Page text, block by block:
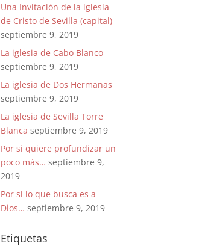
Una Invitación de la iglesia
de Cristo de Sevilla (capital)
septiembre 9, 2019
La iglesia de Cabo Blanco
septiembre 9, 2019
La iglesia de Dos Hermanas
septiembre 9, 2019
La iglesia de Sevilla Torre
Blanca septiembre 9, 2019
Por si quiere profundizar un
poco más… septiembre 9,
2019
Por si lo que busca es a
Dios… septiembre 9, 2019
Etiquetas